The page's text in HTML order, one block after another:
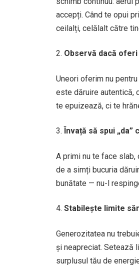
accepți. Când te opui
ceilalți, celălalt către
Observă dacă
Uneori oferim nu
este dăruire autentică,
te epuizează, ci te
Învață să spui
A primi nu te face slab,
de a simți bucuria
bunătate — nu-l
Stabilește limite
Generozitatea nu
și neapreciat. Setează
surplusul tău de